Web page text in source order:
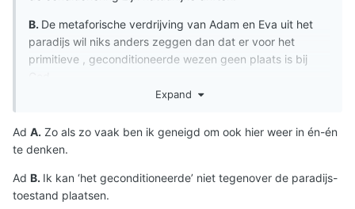
B. De metaforische verdrijving van Adam en Eva uit het
paradijs wil niks anders zeggen dan dat er voor het
primitieve , geconditioneerde wezen geen plaats is bij
Denk niet dat het christendom beschaving heeft
Expand
Ad A. Zo als zo vaak ben ik geneigd om ook hier weer in én-én
te denken.
Ad B. Ik kan ‘het geconditioneerde’ niet tegenover de paradijs-
toestand plaatsen.